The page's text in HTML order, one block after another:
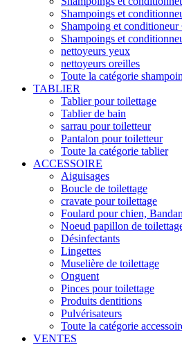
Shampoings et
Shampoing et conditioneur
Shampoings et
nettoyeurs yeux
nettoyeurs oreilles
Toute la catégorie
TABLIER
Tablier pour toilettage
Tablier de bain
sarrau pour toiletteur
Pantalon pour toiletteur
Toute la catégorie tablier
ACCESSOIRE
Aiguisages
Boucle de toilettage
cravate pour toilettage
Foulard pour chien,
Noeud papillon de
Désinfectants
Lingettes
Muselière de toilettage
Onguent
Pinces pour toilettage
Produits dentitions
Pulvérisateurs
Toute la catégorie
VENTES